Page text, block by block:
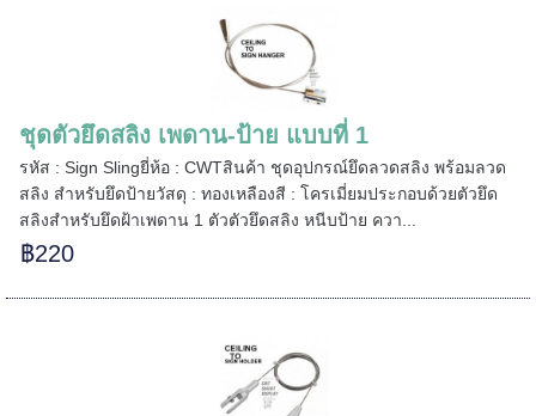
ชุดตัวยึดสลิง เพดาน-ป้าย แบบที่ 1
รหัส : Sign Slingยี่ห้อ : CWTสินค้า ชุดอุปกรณ์ยึดลวดสลิง พร้อมลวด
สลิง สำหรับยึดป้ายวัสดุ : ทองเหลืองสี : โครเมี่ยมประกอบด้วยตัวยึด
สลิงสำหรับยึดฝ้าเพดาน 1 ตัวตัวยึดสลิง หนีบป้าย ควา...
฿220